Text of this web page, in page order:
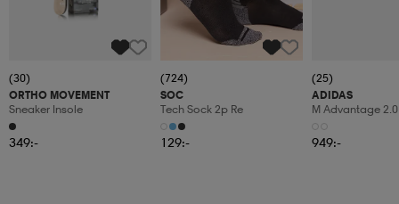
(30)
ORTHO MOVEMENT
Sneaker Insole
349:-
(724)
SOC
Tech Sock 2p Re
129:-
(25)
ADIDAS
M Advantage 2.0
949:-